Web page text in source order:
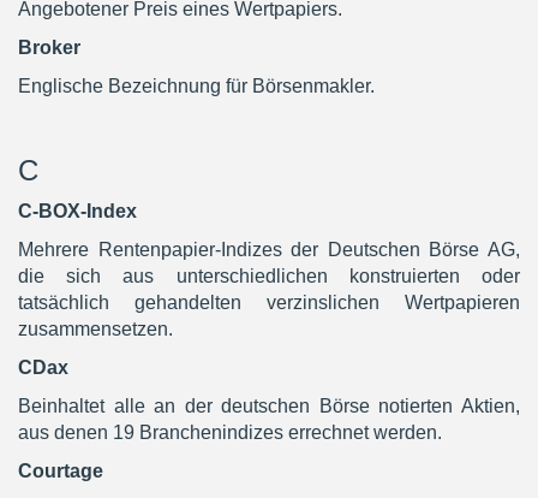
Angebotener Preis eines Wertpapiers.
Broker
Englische Bezeichnung für Börsenmakler.
C
C-BOX-Index
Mehrere Rentenpapier-Indizes der Deutschen Börse AG,
die sich aus unterschiedlichen konstruierten oder
tatsächlich gehandelten verzinslichen Wertpapieren
zusammensetzen.
CDax
Beinhaltet alle an der deutschen Börse notierten Aktien,
aus denen 19 Branchenindizes errechnet werden.
Courtage